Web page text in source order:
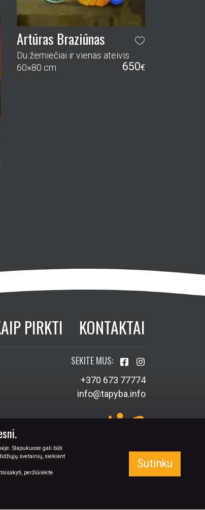
Artūras Braziūnas
Du žemiečiai ir vienas ateivis
60×80 cm
650€
PIRKTI KONTAKTAI
SEKITE MUS:
+370 673 77774
info@tapyba.info
Slapukuose gali būti
svetainių, siekiant
peržiūrėkite
Sutinku